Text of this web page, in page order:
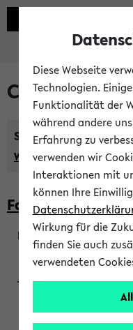
Courses
Semester:
WiSe 2026/2027 SoSe
Faculty of Biology
200923
Wendisch, Peters-
Diese Webseite
Technologien.
Funktionalität der
während andere
Erfahrung zu
verwenden wir
Interaktionen mit
können Ihre
Wirkung für die
finden Sie auch
verwendeten